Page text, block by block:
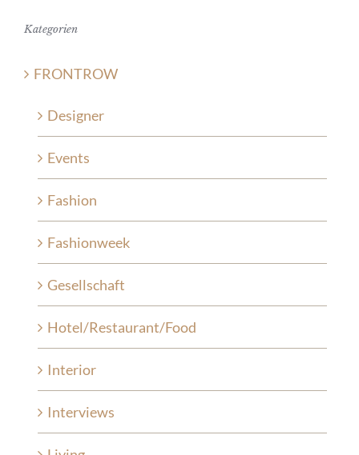
Kategorien
FRONTROW
Designer
Events
Fashion
Fashionweek
Gesellschaft
Hotel/Restaurant/Food
Interior
Interviews